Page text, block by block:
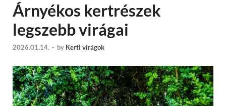
Árnyékos kertrészek
legszebb virágai
2026.01.14. - by Kerti virágok